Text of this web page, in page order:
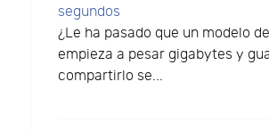
segundos
¿Le ha pasado que un modelo
empieza a pesar gigabytes y
compartirlo se...